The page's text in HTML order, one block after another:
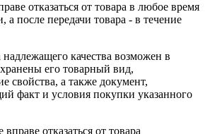
отказаться от товара в любое время
а после передачи товара - в течение
надлежащего качества возможен в
его товарный вид,
свойства, а также документ,
факт и условия покупки указанного
отказаться от товара